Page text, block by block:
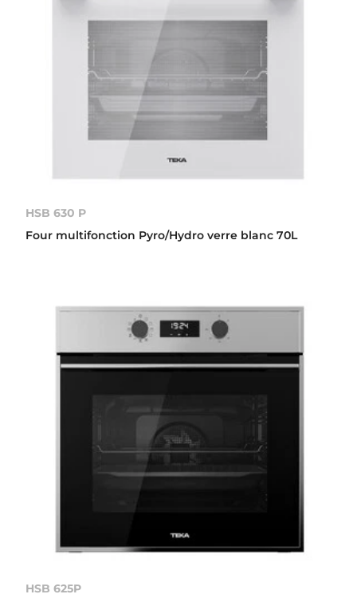
HSB 630 P
Four multifonction Pyro/Hydro verre blanc 70L
HSB 625P